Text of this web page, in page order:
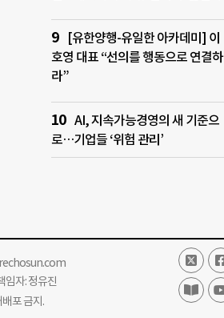
[유한양행-유일한 아카데미] 이
호영 대표 “선의를 행동으로 연결하
라”
AI, 지속가능경영의 새 기준으
로…기업들 ‘위험 관리’
자: 정유진
포 금지.